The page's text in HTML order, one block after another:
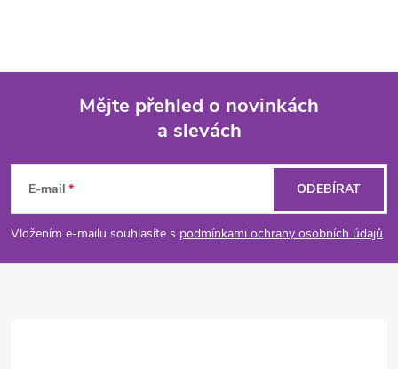
p
a
Mějte přehled o novinkách
a slevách
E-mail
Vložením e-mailu souhlasíte s podmínkami ochrany osobních údajů
ODEBÍRAT